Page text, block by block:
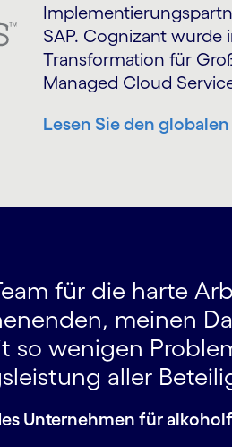
SAP. Cognizant wurde
Transformation für
Managed Cloud
Lesen Sie den
für die harte
meinen
so wenigen
aller
Unternehmen für